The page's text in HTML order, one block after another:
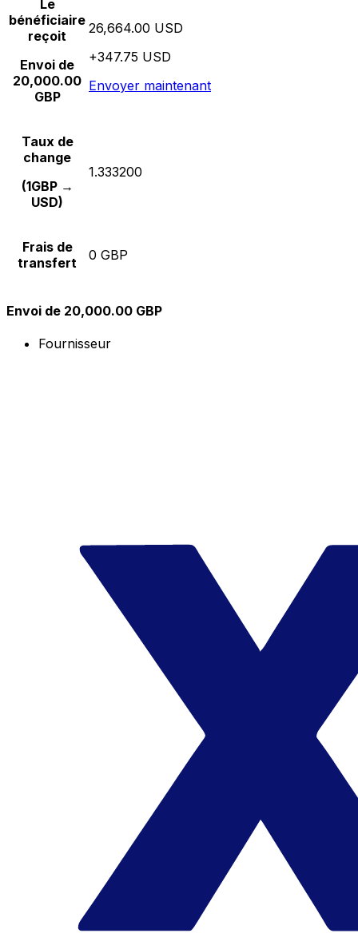
Le
bénéficiaire
reçoit
Envoi de
20,000.00
GBP
26,664.00 USD
+347.75 USD
Envoyer maintenant
Taux de
change
(1GBP →
USD)
1.333200
Frais de
transfert
0 GBP
Envoi de 20,000.00 GBP
Fournisseur